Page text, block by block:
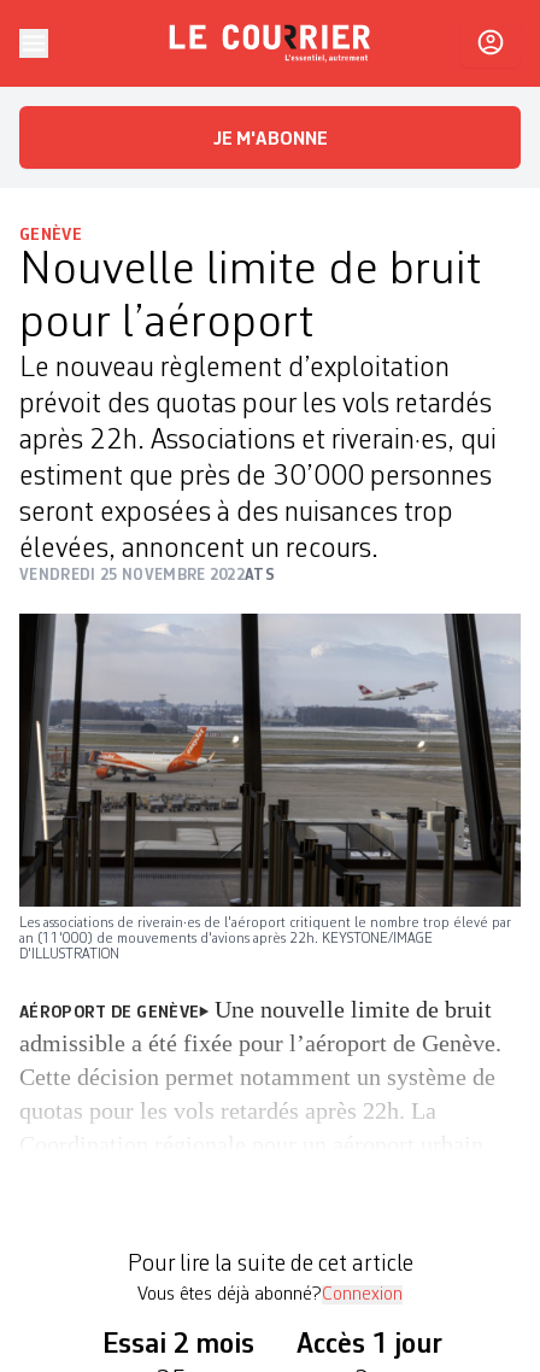
Le CourrierL'essentiel, autrement
JE M'ABONNE
GENÈVE
Nouvelle limite de bruit
pour l’aéroport
Le nouveau règlement d’exploitation
prévoit des quotas pour les vols retardés
après 22h. Associations et riverain·es, qui
estiment que près de 30’000 personnes
seront exposées à des nuisances trop
élevées, annoncent un recours.
VENDREDI 25 NOVEMBRE 2022ATS
Les associations de riverain·es de l'aéroport critiquent le nombre trop élevé par
an (11'000) de mouvements d'avions après 22h. KEYSTONE/IMAGE
D'ILLUSTRATION
AÉROPORT DE GENÈVE
Une nouvelle limite de bruit
admissible a été fixée pour l’aéroport de Genève.
Cette décision permet notamment un système de
quotas pour les vols retardés après 22h. La
Tribunal administratif […]
Pour lire la suite de cet article
Vous êtes déjà abonné?Connexion
Essai 2 mois Accès 1 jour